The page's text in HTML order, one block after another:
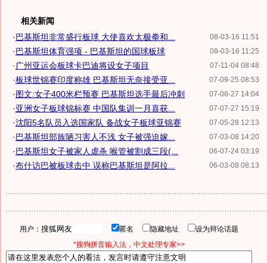
相关新闻
08-03-16 11:51
·巴基斯坦非常盛行板球 大使喜欢太极拳和...
08-03-16 11:25
·巴基斯坦体育强项 - 巴基斯坦的国球板球
07-11-04 08:48
· 广州亚运会板球卡巴迪将设女子项目
07-09-25 08:53
·板球世锦赛印度称雄 巴基斯坦无奈接受亚...
07-08-27 14:04
·图文:女子400米栏预赛 巴基斯坦选手最后冲刺
07-07-27 15:19
·亚洲女子板球锦标赛 中国队集训一月喜获...
07-05-28 12:13
·沈阳5名队员入选国家队 备战女子板球亚锦赛
07-03-08 14:20
·巴基斯坦部族陋习害人不浅 女子被强迫嫁...
06-07-24 03:19
·巴基斯坦女子被家人虐杀 喉管被割成三段(...
06-03-08 08:13
·布什访巴被板球击中 误称巴基斯坦是阿拉...
用户： 匿名 隐藏地址
设为辩论话题
*搜狗拼音输入法，中文处理专家>>